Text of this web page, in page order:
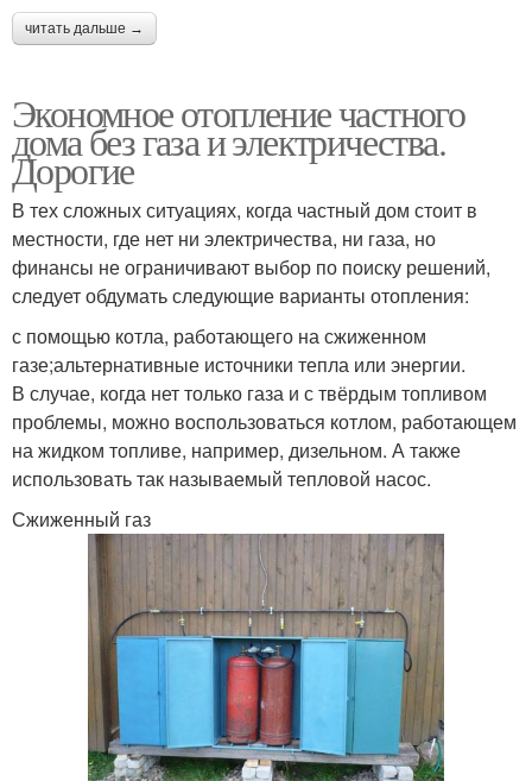
читать дальше →
Экономное отопление частного
дома без газа и электричества.
Дорогие
В тех сложных ситуациях, когда частный дом стоит в
местности, где нет ни электричества, ни газа, но
финансы не ограничивают выбор по поиску решений,
следует обдумать следующие варианты отопления:
с помощью котла, работающего на сжиженном
газе;альтернативные источники тепла или энергии.
В случае, когда нет только газа и с твёрдым топливом
проблемы, можно воспользоваться котлом, работающем
на жидком топливе, например, дизельном. А также
использовать так называемый тепловой насос.
Сжиженный газ